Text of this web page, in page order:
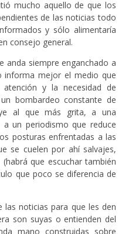
mucho aquello de que los
de las noticias todo
y sólo alimentaría
consejo general.
anda siempre enganchado a
informa mejor el medio que
y la necesidad de
bombardeo constante de
al que más grita, a una
un periodismo que reduce
posturas enfrentadas a las
se cuelen por ahí salvajes,
que escuchar también
que poco se diferencia de
las noticias para que les den
son suyas o entienden del
mano construidas sobre